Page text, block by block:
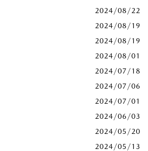
2024/08/22
2024/08/19
2024/08/19
2024/08/01
2024/07/18
2024/07/06
2024/07/01
2024/06/03
2024/05/20
2024/05/13